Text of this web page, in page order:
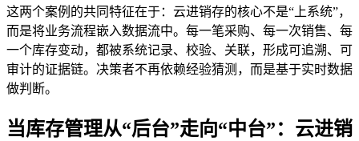
这两个案例的共同特征在于：云进销存的核心不是“上系统”，
而是将业务流程嵌入数据流中。每一笔采购、每一次销售、每
一个库存变动，都被系统记录、校验、关联，形成可追溯、可
审计的证据链。决策者不再依赖经验猜测，而是基于实时数据
做判断。
当库存管理从“后台”走向“中台”：云进销